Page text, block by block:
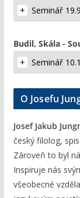
Seminář
Budil, Skála -
Seminář
O Josefu
Josef Jakub
český filolog,
Zároveň to byl
Inspiruje nás
všeobecné